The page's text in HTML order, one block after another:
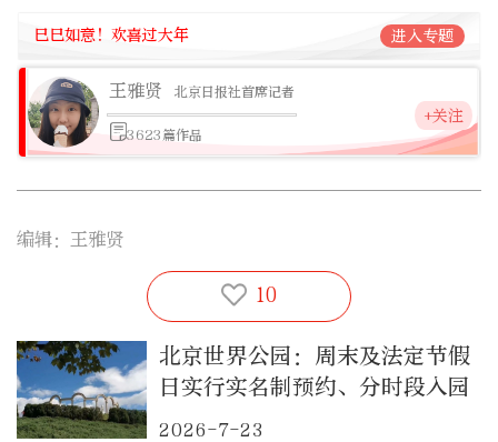
巳巳如意！欢喜过大年 进入专题
王雅贤 北京日报社首席记者
3623篇作品
+关注
编辑：王雅贤
10
北京世界公园：周末及法定节假
日实行实名制预约、分时段入园
2026-7-23